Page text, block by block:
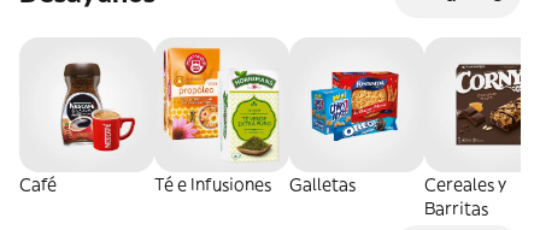
Café Té e Infusiones Galletas
Cereales y
Barritas